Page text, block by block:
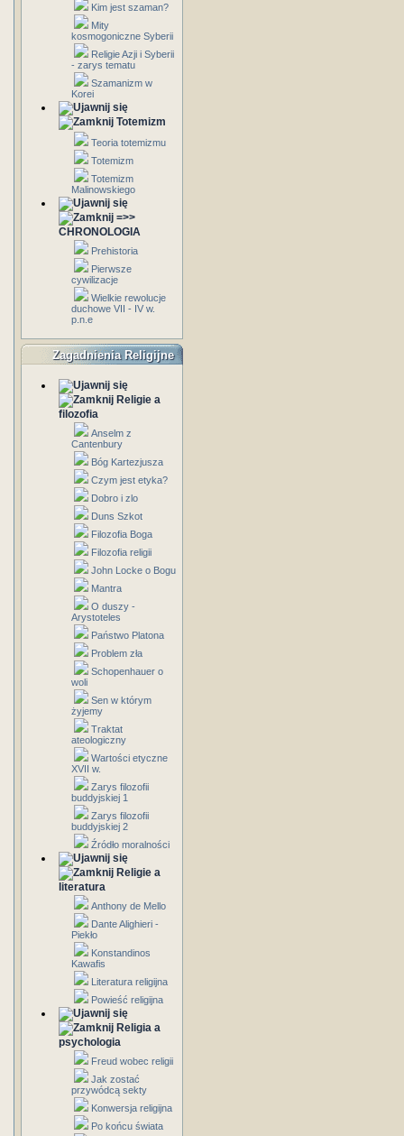
Kim jest szaman?
Mity
kosmogoniczne Syberii
Religie Azji i Syberii
- zarys tematu
Szamanizm w
Korei
Totemizm
Teoria totemizmu
Totemizm
Totemizm
Malinowskiego
=>>
CHRONOLOGIA
Prehistoria
Pierwsze
cywilizacje
Wielkie rewolucje
duchowe VII - IV w.
p.n.e
Zagadnienia Religijne
Religie a
filozofia
Anselm z
Cantenbury
Bóg Kartezjusza
Czym jest etyka?
Dobro i zlo
Duns Szkot
Filozofia Boga
Filozofia religii
John Locke o Bogu
Mantra
O duszy -
Arystoteles
Państwo Platona
Problem zła
Schopenhauer o
woli
Sen w którym
żyjemy
Traktat
ateologiczny
Wartości etyczne
XVII w.
Zarys filozofii
buddyjskiej 1
Zarys filozofii
buddyjskiej 2
Źródło moralności
Religie a
literatura
Anthony de Mello
Dante Alighieri -
Piekło
Konstandinos
Kawafis
Literatura religijna
Powieść religijna
Religia a
psychologia
Freud wobec religii
Jak zostać
przywódcą sekty
Konwersja religijna
Po końcu świata